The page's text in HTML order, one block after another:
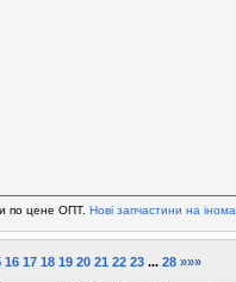
по цене ОПТ. Нові запчастини на
16 17 18 19 20 21 22 23 ... 28 »»»